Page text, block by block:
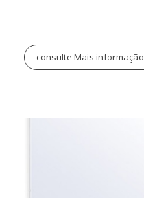
consulte Mais informação